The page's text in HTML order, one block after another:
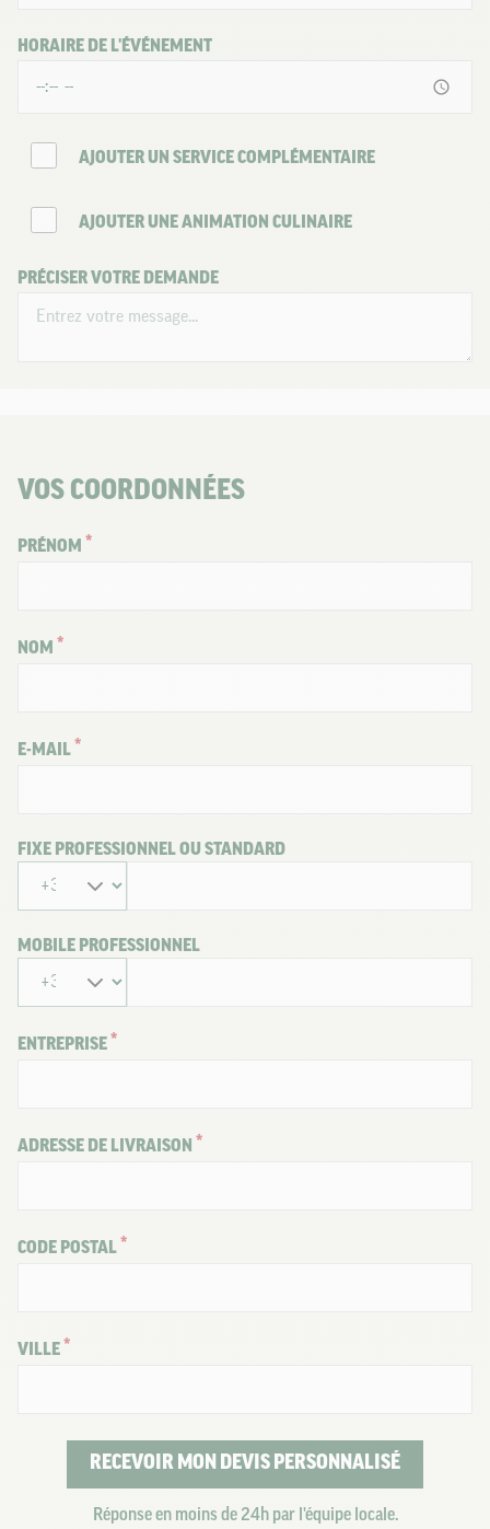
HORAIRE DE L'ÉVÉNEMENT
AJOUTER UN SERVICE COMPLÉMENTAIRE
AJOUTER UNE ANIMATION CULINAIRE
PRÉCISER VOTRE DEMANDE
VOS COORDONNÉES
PRÉNOM
NOM
E-MAIL
FIXE PROFESSIONNEL OU STANDARD
MOBILE PROFESSIONNEL
ENTREPRISE
ADRESSE DE LIVRAISON
CODE POSTAL
VILLE
RECEVOIR MON DEVIS PERSONNALISÉ
Réponse en moins de 24h par l'équipe locale.